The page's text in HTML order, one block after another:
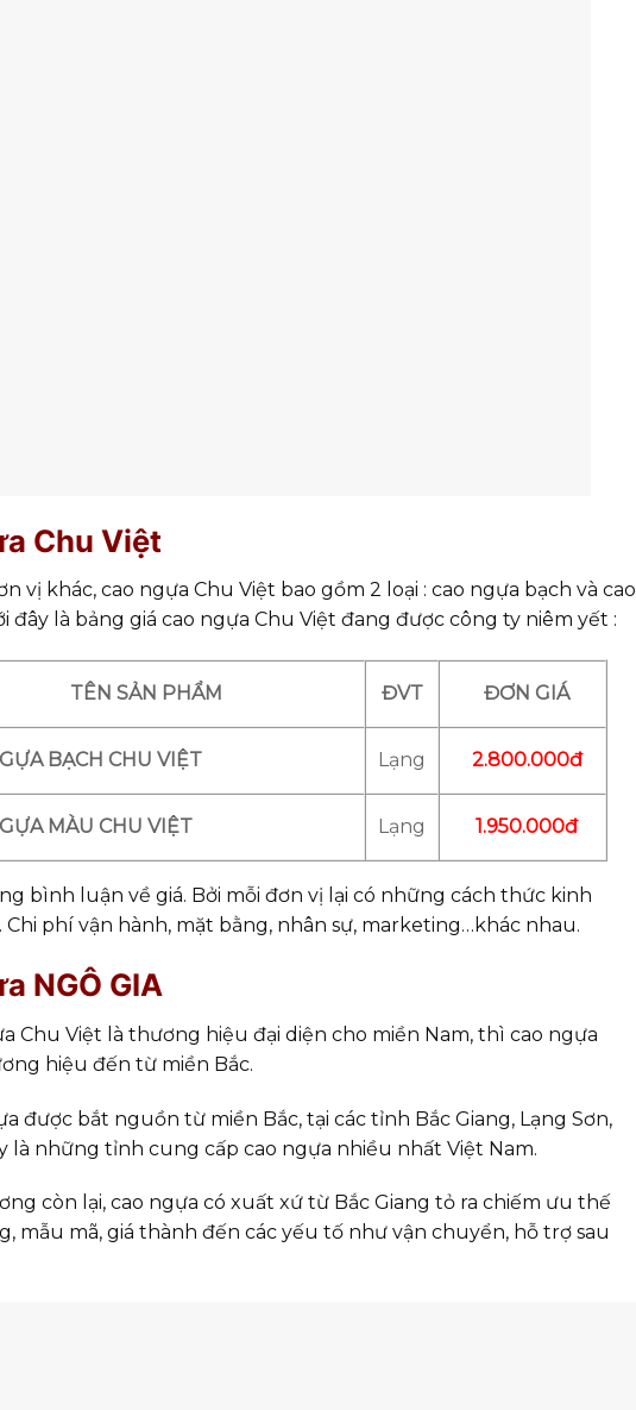
Chu Việt
vị khác, cao ngựa Chu Việt bao gồm 2 loại : cao ngựa bạch và cao
đây là bảng giá cao ngựa Chu Việt đang được công ty niêm yết :
TÊN SẢN PHẨM ĐVT ĐƠN GIÁ
BẠCH CHU VIỆT Lạng 2.800.000đ
MÀU CHU VIỆT Lạng 1.950.000đ
bình luận về giá. Bởi mỗi đơn vị lại có những cách thức kinh
phí vận hành, mặt bằng, nhân sự, marketing…khác nhau.
NGÔ GIA
Chu Việt là thương hiệu đại diện cho miền Nam, thì cao ngựa
hiệu đến từ miền Bắc.
được bắt nguồn từ miền Bắc, tại các tỉnh Bắc Giang, Lạng Sơn,
là những tỉnh cung cấp cao ngựa nhiều nhất Việt Nam.
còn lại, cao ngựa có xuất xứ từ Bắc Giang tỏ ra chiếm ưu thế
mẫu mã, giá thành đến các yếu tố như vận chuyển, hỗ trợ sau